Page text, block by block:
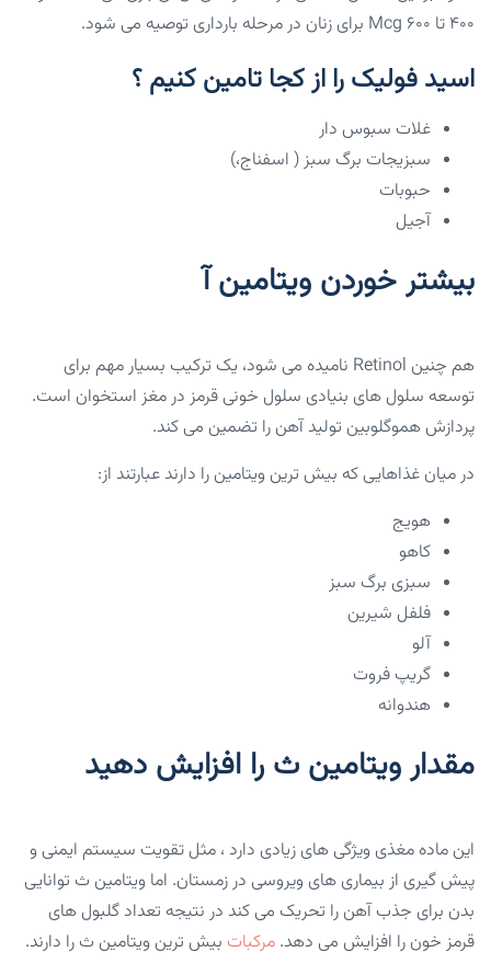
۴۰۰ تا Mcg ۶۰۰ برای زنان در مرحله بارداری توصیه می شود.
اسید فولیک را از کجا تامین کنیم ؟
غلات سبوس دار
سبزیجات برگ سبز ( اسفناج،)
حبوبات
آجیل
بیشتر خوردن ویتامین آ
هم چنین Retinol نامیده می شود، یک ترکیب بسیار مهم برای
توسعه سلول های بنیادی سلول خونی قرمز در مغز استخوان است.
پردازش هموگلوبین تولید آهن را تضمین می کند.
در میان غذاهایی که بیش ترین ویتامین را دارند عبارتند از:
هویج
کاهو
سبزی برگ سبز
فلفل شیرین
آلو
گریپ فروت
هندوانه
مقدار ویتامین ث را افزایش دهید
این ماده مغذی ویژگی های زیادی دارد ، مثل تقویت سیستم ایمنی و
پیش گیری از بیماری های ویروسی در زمستان. اما ویتامین ث توانایی
بدن برای جذب آهن را تحریک می کند در نتیجه تعداد گلبول های
قرمز خون را افزایش می دهد. مرکبات بیش ترین ویتامین ث را دارند.